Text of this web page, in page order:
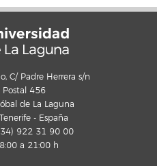
C/ Padre Herrera s/n
456
de La Laguna
- España
922 31 90 00
a 21:00 h